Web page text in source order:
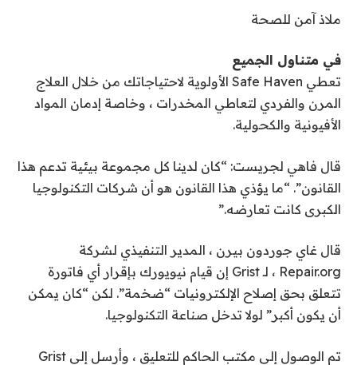
ملاذ آمن للصحة
في متناول الجميع
تعطي Safe Haven الأولوية لاحتياجاتك من خلال العلاج
المرن والفردي لتعاطي المخدرات ، وخاصة إدمان المواد
الأفيونية والكحولية.
قال فاهي لجريست: “كان لدينا كل مجموعة بيئية تدعم هذا
القانون”. “ما يؤذي هذا القانون هو أن شركات التكنولوجيا
الكبرى كانت تعارضه.”
قال غاي جوردون بيرن ، المدير التنفيذي لشركة
Repair.org ، لـ Grist إن قيام نيويورك بإقرار أي فاتورة
تتعلق بحق إصلاح الإلكترونيات “ضخمة”. لكن “كان يمكن
أن يكون أكبر” لولا تدخل صناعة التكنولوجيا.
تم الوصول إلى مكتب الحاكم للتعليق ، وأرسل إلى Grist